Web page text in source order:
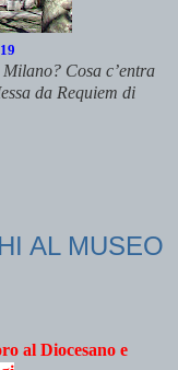
Cosa c’entra
da Requiem di
AL MUSEO
al Diocesano e